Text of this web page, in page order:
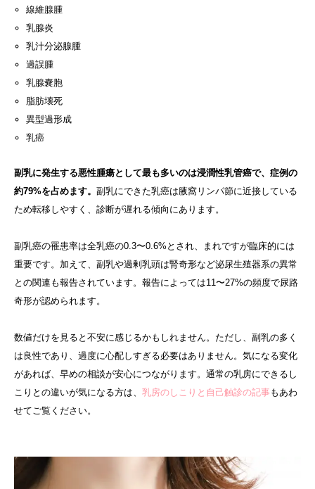
線維腺腫
乳腺炎
乳汁分泌腺腫
過誤腫
乳腺嚢胞
脂肪壊死
異型過形成
乳癌
副乳に発生する悪性腫瘍として最も多いのは浸潤性乳管癌で、症例の
約79%を占めます。 副乳にできた乳癌は腋窩リンパ節に近接している
ため転移しやすく、診断が遅れる傾向にあります。
副乳癌の罹患率は全乳癌の0.3〜0.6%とされ、まれですが臨床的には
重要です。加えて、副乳や過剰乳頭は腎奇形など泌尿生殖器系の異常
との関連も報告されています。報告によっては11〜27%の頻度で尿路
奇形が認められます。
数値だけを見ると不安に感じるかもしれません。ただし、副乳の多く
は良性であり、過度に心配しすぎる必要はありません。気になる変化
があれば、早めの相談が安心につながります。通常の乳房にできるし
こりとの違いが気になる方は、 乳房のしこりと自己触診の記事 もあわ
せてご覧ください。